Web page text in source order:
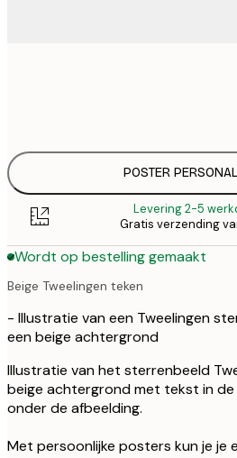
POSTER
Levering 2-5
Gratis verzending
Wordt op bestelling gemaakt
Beige Tweelingen teken
- Illustratie van een Tweelingen
een beige achtergrond
Illustratie van het sterrenbeeld
beige achtergrond met tekst in
onder de afbeelding.
Met persoonlijke posters kun je je